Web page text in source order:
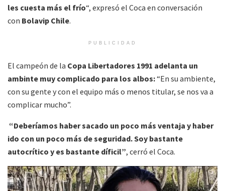
les cuesta más el frío“, expresó el Coca en conversación
con Bolavip Chile.
PUBLICIDAD
El campeón de la Copa Libertadores 1991 adelanta un
ambinte muy complicado para los albos:“En su ambiente,
con su gente y con el equipo más o menos titular, se nos va a
complicar mucho”.
“Deberíamos haber sacado un poco más ventaja y haber
ido con un poco más de seguridad. Soy bastante
autocrítico y es bastante díficil”, cerró el Coca.